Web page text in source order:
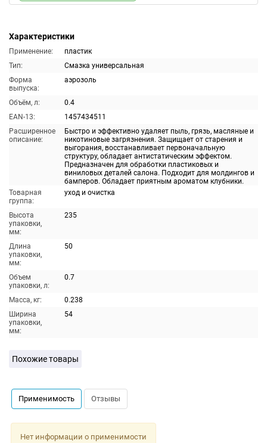
Характеристики
Применение:
пластик
Тип:
Смазка универсальная
Форма
выпуска:
аэрозоль
Объём, л:
0.4
EAN-13:
1457434511
Расширенное
описание:
Быстро и эффективно удаляет пыль, грязь, масляные и
никотиновые загрязнения. Защищает от старения и
выгорания, восстанавливает первоначальную
структуру, обладает антистатическим эффектом.
Предназначен для обработки пластиковых и
виниловых деталей салона. Подходит для молдингов и
бамперов. Обладает приятным ароматом клубники.
Товарная
группа:
уход и очистка
Высота
упаковки,
мм:
235
Длина
упаковки,
мм:
50
Объем
упаковки, л:
0.7
Масса, кг:
0.238
Ширина
упаковки,
мм:
54
Похожие товары
Применимость Отзывы
Нет информации о применимости